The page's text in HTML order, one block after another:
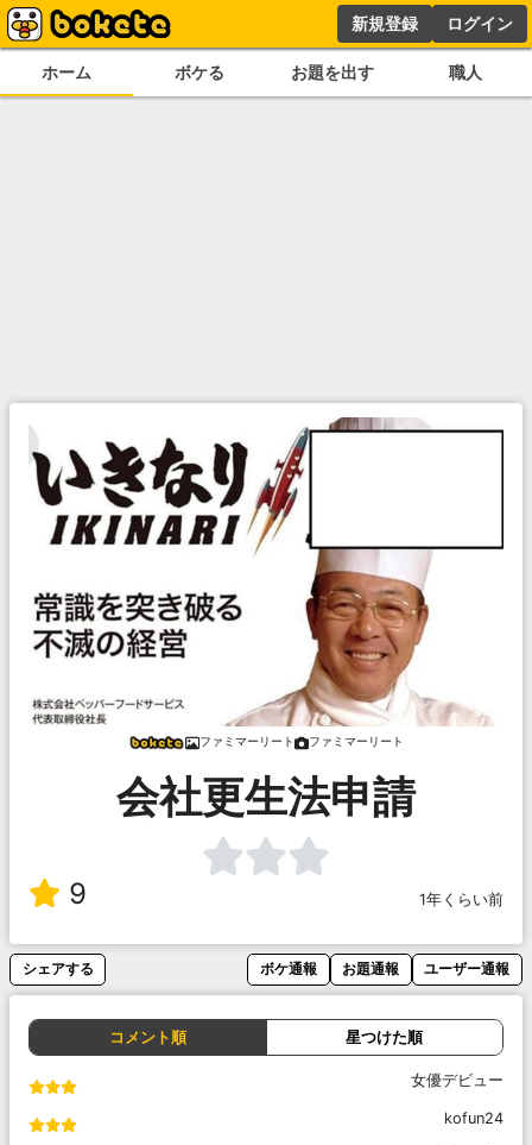
新規登録 ログイン
ホーム ボケる お題を出す 職人
ファミマーリート ファミマーリート
会社更生法申請
9 1年くらい前
シェアする ボケ通報 お題通報 ユーザー通報
コメント順 星つけた順
女優デビュー
kofun24